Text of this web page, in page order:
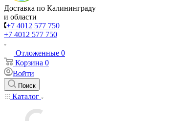
Доставка по Калининграду
и области
+7 4012 577 750
+7 4012 577 750
Отложенные 0
Корзина 0
Войти
Поиск
Каталог